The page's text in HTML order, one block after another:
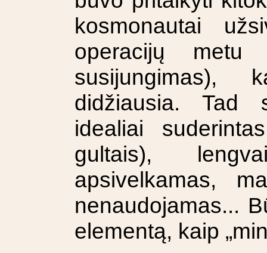
kosmonautai
operacijų metu
susijungimas),
didžiausia. Tad
idealiai
gultais),
apsivelkamas,
nenaudojamas...
elementą, kaip